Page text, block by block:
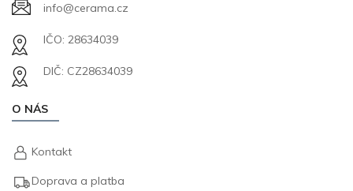
info@cerama.cz
IČO: 28634039
DIČ: CZ28634039
O NÁS
Kontakt
Doprava a platba